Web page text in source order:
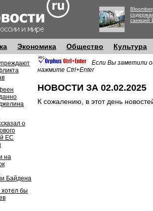
санкций
Экономика Общество Культура
о
ЕС
на
Байдена
бы
Если Вы заметили
нажмите Ctrl+Enter
НОВОСТИ ЗА 02.02.2025
К сожалению, в этот день